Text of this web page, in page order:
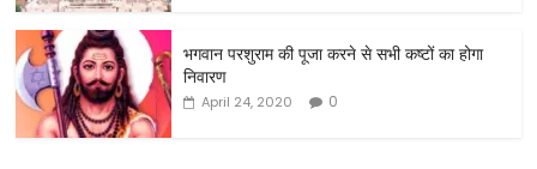
भगवान परशुराम की पूजा करने से सभी कष्टों का होगा
निवारण
April 24, 2020 0